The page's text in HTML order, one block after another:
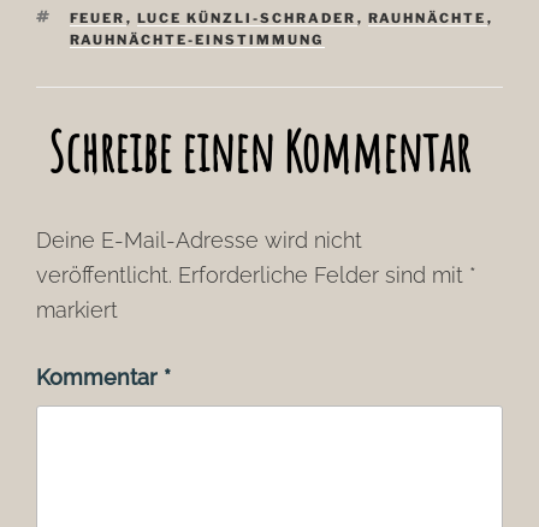
SCHLAGWÖRTER
FEUER , LUCE KÜNZLI-SCHRADER , RAUHNÄCHTE ,
RAUHNÄCHTE-EINSTIMMUNG
Schreibe einen Kommentar
Deine E-Mail-Adresse wird nicht
veröffentlicht. Erforderliche Felder sind mit *
markiert
Kommentar *